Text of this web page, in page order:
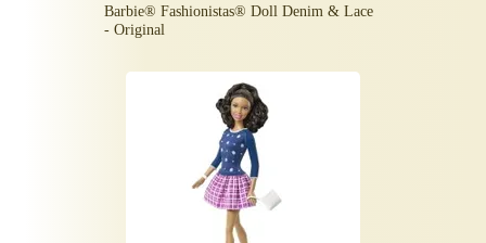
Barbie® Fashionistas® Doll Denim & Lace
- Original